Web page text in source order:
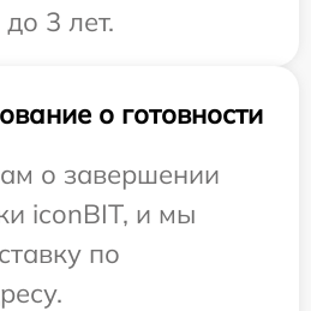
3 лет.
о готовности
о завершении
iconBIT, и мы
по